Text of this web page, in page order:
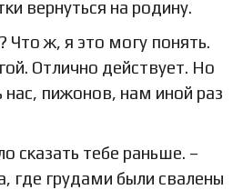
вернуться на родину.
Что ж, я это могу понять.
Отлично действует. Но
пижонов, нам иной раз
сказать тебе раньше. –
где грудами были свалены